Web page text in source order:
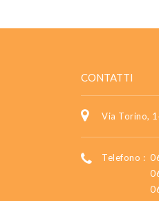
CONTATTI
Via Torino,
Telefono :